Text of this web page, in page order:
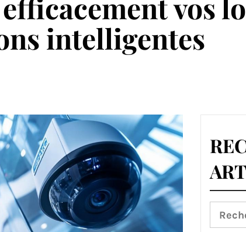
vos
intelligentes